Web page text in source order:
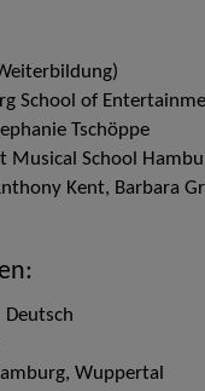
School of
Tschöppe
Musical School
Kent, Barbara
Wuppertal